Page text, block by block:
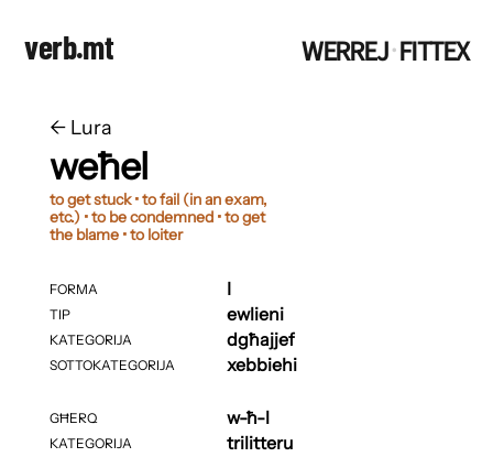
verb.mt WERREJ·FITTEX
← ​​Lura
weħel
to get stuck • to fail (in an exam,
etc.) • to be condemned • to get
the blame • to loiter
FORMA
TIP
KATEGORIJA
SOTTOKATEGORIJA
GĦERQ
KATEGORIJA
I
ewlieni
dgħajjef
xebbiehi
w-ħ-l
trilitteru